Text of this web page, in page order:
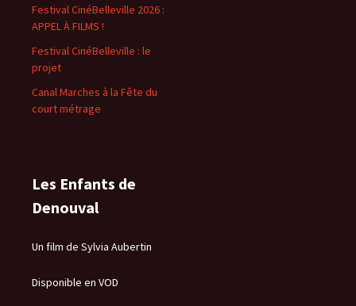
Festival CinéBelleville 2026 :
APPEL À FILMS !
Festival CinéBelleville : le
projet
Canal Marches à la Fête du
court métrage
Les Enfants de
Denouval
Un film de Sylvia Aubertin
Disponible en VOD